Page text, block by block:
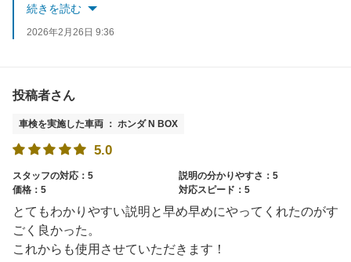
車検以外のことも是非お気軽にご相談ください。
お忙しい中ご投稿いただき誠にありがとうございました。
続きを読む
2026年2月26日 9:36
投稿者さん
車検を実施した車両 ： ホンダ N BOX
5.0
スタッフの対応：5
説明の分かりやすさ：5
価格：5
対応スピード：5
とてもわかりやすい説明と早め早めにやってくれたのがす
ごく良かった。
これからも使用させていただきます！